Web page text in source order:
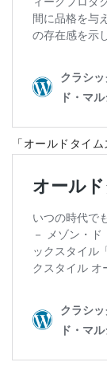
「オールドタイム